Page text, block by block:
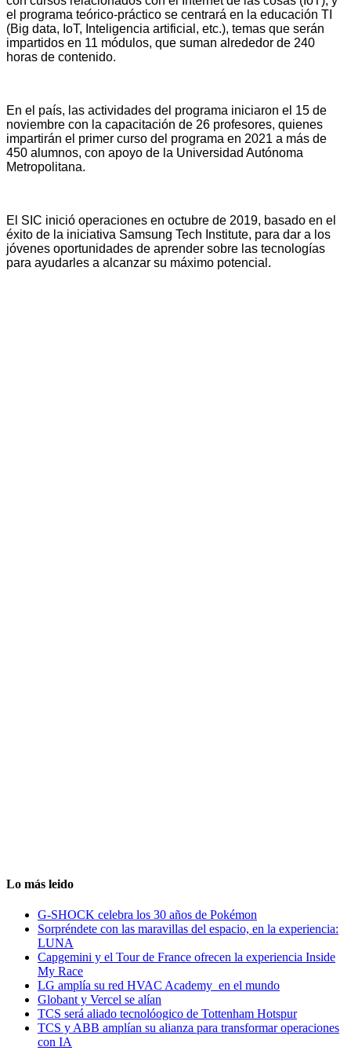
el programa teórico-práctico se centrará en la educación TI
(Big data, IoT, Inteligencia artificial, etc.), temas que serán
impartidos en 11 módulos, que suman alrededor de 240
horas de contenido.
En el país, las actividades del programa iniciaron el 15 de
noviembre con la capacitación de 26 profesores, quienes
impartirán el primer curso del programa en 2021 a más de
450 alumnos, con apoyo de la Universidad Autónoma
Metropolitana.
El SIC inició operaciones en octubre de 2019, basado en el
éxito de la iniciativa Samsung Tech Institute, para dar a los
jóvenes oportunidades de aprender sobre las tecnologías
para ayudarles a alcanzar su máximo potencial.
Lo más leido
G-SHOCK celebra los 30 años de Pokémon
Sorpréndete con las maravillas del espacio, en la experiencia:
LUNA
Capgemini y el Tour de France ofrecen la experiencia Inside
My Race
LG amplía su red HVAC Academy en el mundo
Globant y Vercel se alían
TCS será aliado tecnolóogico de Tottenham Hotspur
TCS y ABB amplían su alianza para transformar operaciones
con IA